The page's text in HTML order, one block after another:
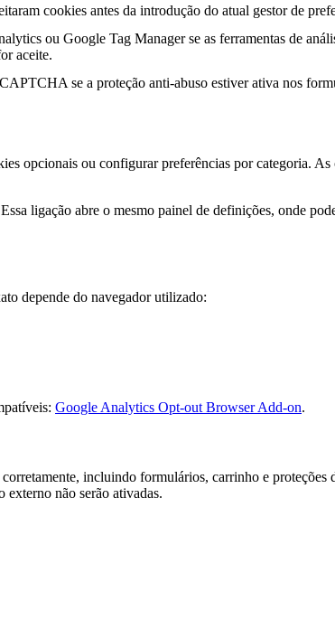
cookies antes da introdução do atual gestor de
ou Google Tag Manager se as ferramentas de
aceite.
se a proteção anti-abuso estiver ativa nos
opcionais ou configurar preferências por categoria. As
ligação abre o mesmo painel de definições, onde
depende do navegador utilizado:
Google Analytics Opt-out Browser Add-on.
incluindo formulários, carrinho e proteções
não serão ativadas.